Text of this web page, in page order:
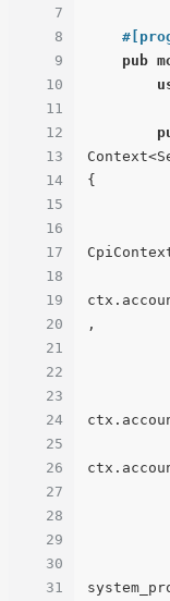
7
8
9
10
11
12
13
14
15
16
17
18
19
20
21
22
23
24
25
26
27
28
29
30
31
pub
{
,